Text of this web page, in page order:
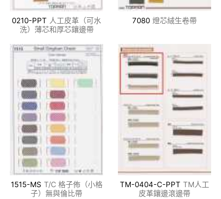
0210-PPT 人工皮革（可水
洗）薄芯和厚芯鑲邊帶
7080 燈芯絨生卷帶
1515-MS T/C 格子佈（小格
子）無與倫比帶
TM-0404-C-PPT TM人工
皮革鑲邊滾邊帶